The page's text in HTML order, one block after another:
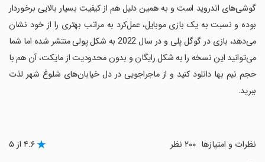
گوشی‌های اندروید است و به همین دلیل هم از کیفیت بسیار بالایی برخوردار
بوده و نسبت به یک بازی موبایل، عمل‌کرد به مراتب بهتری را از خود نشان
می‌دهد، بازی در گوگل پلی و در سال 2022 به شکل پولی منتشر شده اما شما
می‌توانید این نسخه را به شکل رایگان و بدون محدودیت از مایکت، آن هم با
حجم نیم بها دانلود کنید و از ماجراجویی در دل خیابان‌های شلوغ شهر لذت
ببرید.
نظرات و امتیازها ۴.۶ از ۵